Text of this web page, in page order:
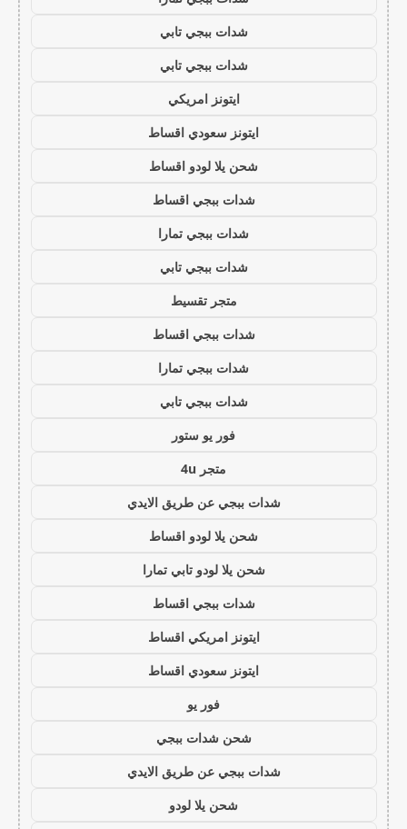
شدات ببجي تابي
شدات ببجي تابي
ايتونز امريكي
ايتونز سعودي اقساط
شحن يلا لودو اقساط
شدات ببجي اقساط
شدات ببجي تمارا
شدات ببجي تابي
متجر تقسيط
شدات ببجي اقساط
شدات ببجي تمارا
شدات ببجي تابي
فور يو ستور
متجر 4u
شدات ببجي عن طريق الايدي
شحن يلا لودو اقساط
شحن يلا لودو تابي تمارا
شدات ببجي اقساط
ايتونز امريكي اقساط
ايتونز سعودي اقساط
فور يو
شحن شدات ببجي
شدات ببجي عن طريق الايدي
شحن يلا لودو